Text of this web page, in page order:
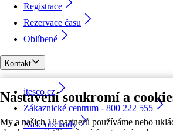
Nastavení soukromí a
My a našich 18 partnerů používáme nebo
Registrace
Rezervace času
Oblíbené
Kontakt
itesco.cz
Zákaznické centrum - 800 222 555
Naše obchody